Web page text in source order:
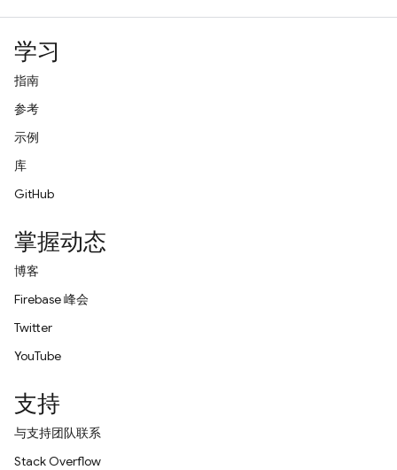
学习
指南
参考
示例
库
GitHub
掌握动态
博客
Firebase 峰会
Twitter
YouTube
支持
与支持团队联系
Stack Overflow